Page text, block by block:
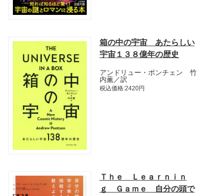
箱の中の宇宙 あたらしい
宇宙１３８億年の歴史
アンドリュー・ポンチェン 竹
内薫／訳
税込価格:2420円
Ｔｈｅ Ｌｅａｒｎｉｎ
ｇ Ｇａｍｅ 自分の頭で